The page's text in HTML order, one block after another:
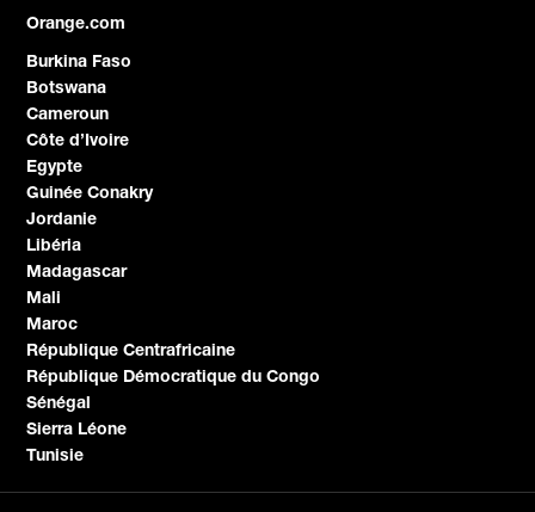
Orange.com
Burkina Faso
Botswana
Cameroun
Côte d’Ivoire
Egypte
Guinée Conakry
Jordanie
Libéria
Madagascar
Mali
Maroc
République Centrafricaine
République Démocratique du Congo
Sénégal
Sierra Léone
Tunisie